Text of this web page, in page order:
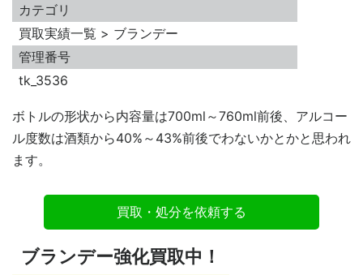
カテゴリ
買取実績一覧 > ブランデー
管理番号
tk_3536
ボトルの形状から内容量は700ml～760ml前後、アルコー
ル度数は酒類から40%～43%前後でわないかとかと思われ
ます。
買取・処分を依頼する
ブランデー強化買取中！